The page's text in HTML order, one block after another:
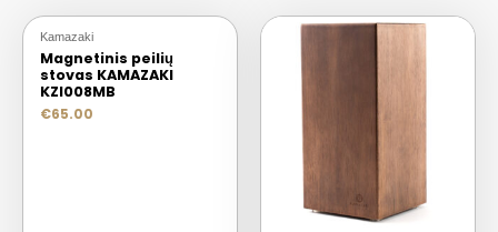
Kamazaki
Magnetinis peilių
stovas KAMAZAKI
KZI008MB
€65.00